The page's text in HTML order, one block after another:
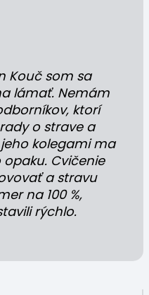
Kouč som sa
lámať. Nemám
ktorí
o strave a
kolegami ma
Cvičenie
a stravu
na 100 %,
rýchlo.